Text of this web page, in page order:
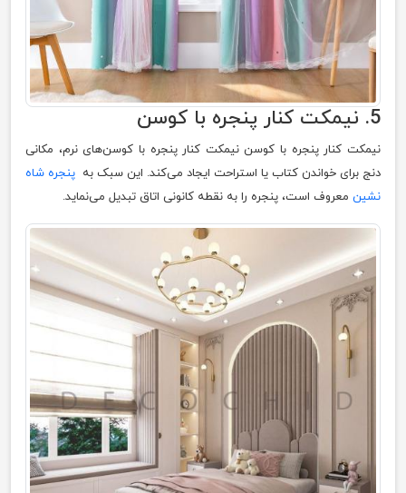
5. نیمکت کنار پنجره با کوسن
نیمکت کنار پنجره با کوسن نیمکت کنار پنجره با کوسن‌های نرم، مکانی
دنج برای خواندن کتاب یا استراحت ایجاد می‌کند. این سبک به پنجره شاه
نشین معروف است، پنجره را به نقطه کانونی اتاق تبدیل می‌نماید.